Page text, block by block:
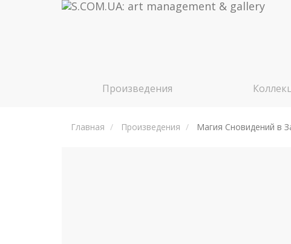
Произведения
Главная Произведения Магия Cновидений в